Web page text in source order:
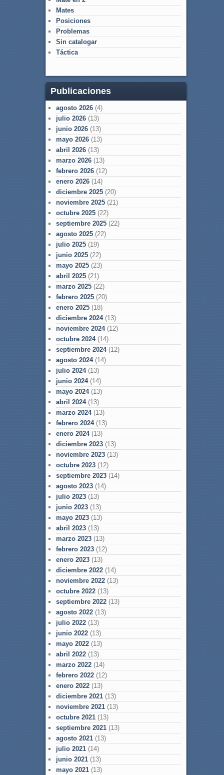
Mates
Posiciones
Problemas
Sin catalogar
Táctica
Publicaciones
agosto 2026(4)
julio 2026(13)
junio 2026(13)
mayo 2026(13)
abril 2026(13)
marzo 2026(13)
febrero 2026(12)
enero 2026(14)
diciembre 2025(20)
noviembre 2025(21)
octubre 2025(22)
septiembre 2025(22)
agosto 2025(22)
julio 2025(19)
junio 2025(22)
mayo 2025(23)
abril 2025(21)
marzo 2025(22)
febrero 2025(20)
enero 2025(18)
diciembre 2024(13)
noviembre 2024(12)
octubre 2024(14)
septiembre 2024(12)
agosto 2024(14)
julio 2024(13)
junio 2024(14)
mayo 2024(13)
abril 2024(13)
marzo 2024(13)
febrero 2024(13)
enero 2024(13)
diciembre 2023(13)
noviembre 2023(13)
octubre 2023(12)
septiembre 2023(14)
agosto 2023(14)
julio 2023(13)
junio 2023(13)
mayo 2023(13)
abril 2023(13)
marzo 2023(13)
febrero 2023(12)
enero 2023(13)
diciembre 2022(14)
noviembre 2022(13)
octubre 2022(13)
septiembre 2022(13)
agosto 2022(13)
julio 2022(13)
junio 2022(13)
mayo 2022(13)
abril 2022(13)
marzo 2022(14)
febrero 2022(12)
enero 2022(13)
diciembre 2021(13)
noviembre 2021(13)
octubre 2021(13)
septiembre 2021(13)
agosto 2021(13)
julio 2021(14)
junio 2021(13)
mayo 2021(13)